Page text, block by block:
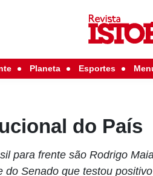
Planeta Esportes
do País
para frente são Rodrigo
do Senado que testou